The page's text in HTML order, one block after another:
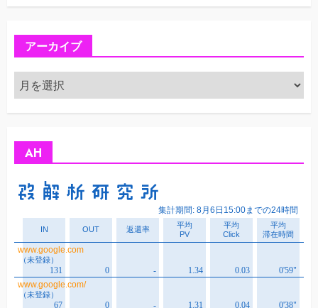
アーカイブ
ア
ー
カ
AH